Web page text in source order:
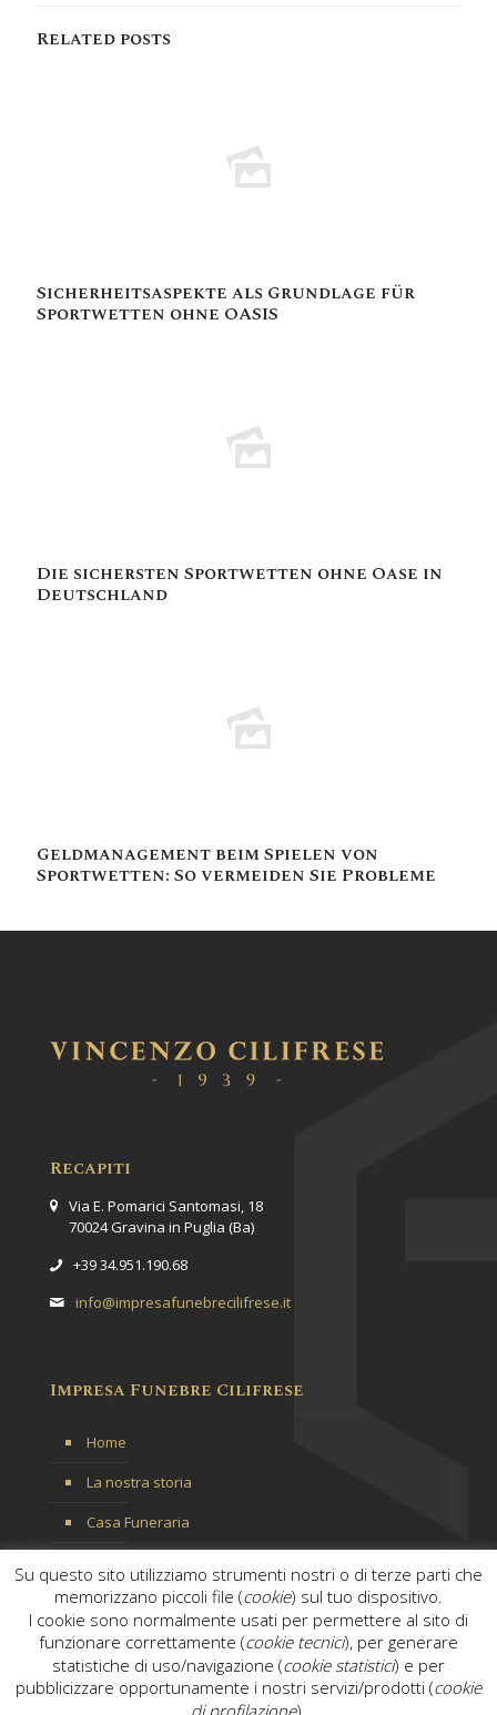
Related posts
Sicherheitsaspekte als Grundlage für
Sportwetten ohne OASIS
Die sichersten Sportwetten ohne Oase in
Deutschland
Geldmanagement beim Spielen von
Sportwetten: So vermeiden Sie Probleme
Recapiti
Via E. Pomarici Santomasi, 18
70024 Gravina in Puglia (Ba)
+39 34.951.190.68
info@impresafunebrecilifrese.it
Impresa Funebre Cilifrese
Home
La nostra storia
Casa Funeraria
Contattaci
Su questo sito utilizziamo strumenti nostri o di terze parti che
memorizzano piccoli file (cookie) sul tuo dispositivo.
I cookie sono normalmente usati per permettere al sito di
funzionare correttamente (cookie tecnici), per generare
statistiche di uso/navigazione (cookie statistici) e per
pubblicizzare opportunamente i nostri servizi/prodotti (cookie